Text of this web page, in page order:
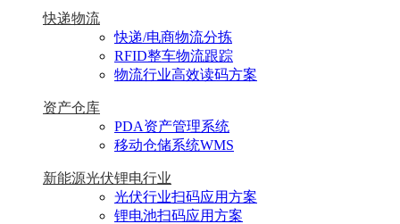
快递物流
快递/电商物流分拣
RFID整车物流跟踪
物流行业高效读码方案
资产仓库
PDA资产管理系统
移动仓储系统WMS
新能源光伏锂电行业
光伏行业扫码应用方案
锂电池扫码应用方案